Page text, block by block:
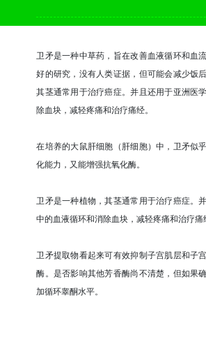
卫矛是一种中草药，旨在改善血液循环和血
好的研究，没有人类证据，但可能会减少饭
其茎通常用于治疗癌症。并且还用于亚洲医
除血块，减轻疼痛和治疗痛经。
在培养的大鼠肝细胞（肝细胞）中，卫矛似
化能力，又能增强抗氧化酶。
卫矛是一种植物，其茎通常用于治疗癌症。
中的血液循环和消除血块，减轻疼痛和治疗痛
卫矛提取物看起来可有效抑制子宫肌层和子
酶。是否影响其他芳香酶尚不清楚，但如果
加循环睾酮水平。